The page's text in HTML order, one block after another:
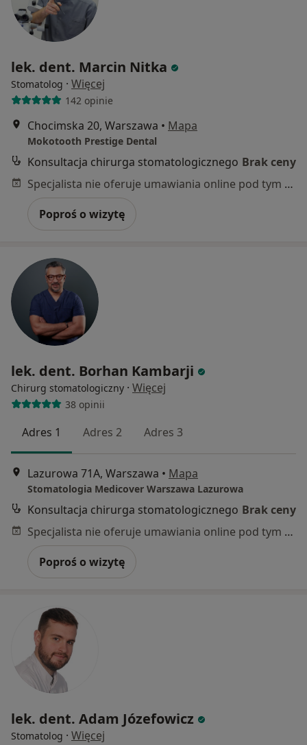
lek. dent. Marcin Nitka
Stomatolog · Więcej
142 opinie
Chocimska 20, Warszawa • Mapa
Mokotooth Prestige Dental
Konsultacja chirurga stomatologicznego Brak ceny
Specjalista nie oferuje umawiania online pod tym adresem.
Poproś o wizytę
lek. dent. Borhan Kambarji
Chirurg stomatologiczny · Więcej
38 opinii
Adres 1 Adres 2 Adres 3
Lazurowa 71A, Warszawa • Mapa
Stomatologia Medicover Warszawa Lazurowa
Konsultacja chirurga stomatologicznego Brak ceny
Specjalista nie oferuje umawiania online pod tym adresem.
Poproś o wizytę
lek. dent. Adam Józefowicz
Stomatolog · Więcej